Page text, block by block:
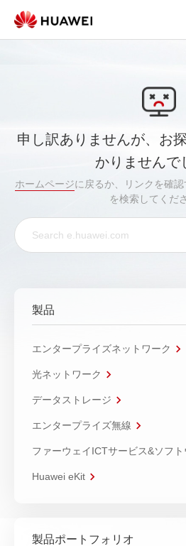
申し訳ありませんが、お
かりませんで
ホームページに戻るか、リンクを確
を検索してくだ
製品
エンタープライズネットワーク
光ネットワーク
データストレージ
エンタープライズ無線
ファーウェイICTサービス&ソフト
Huawei eKit
製品ポートフォリオ